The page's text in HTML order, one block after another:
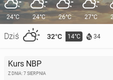
24°C
Dziś 32°C 14°C 34
24°C 26°C 27°C
Kurs NBP
Z DNIA: 7 SIERPNIA